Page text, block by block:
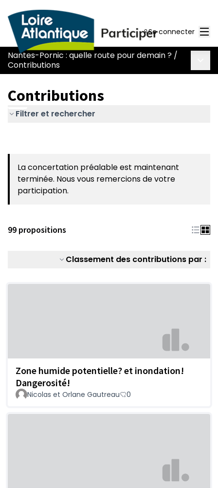
Se connecter
Nantes-Pornic : quelle route pour demain ? /
Contributions
Contributions
Filtrer et rechercher
La concertation préalable est maintenant
terminée. Nous vous remercions de votre
participation.
99 propositions
Classement des contributions par :
Zone humide potentielle? et inondation!
Dangerosité!
Nicolas et Orlane Gautreau 0